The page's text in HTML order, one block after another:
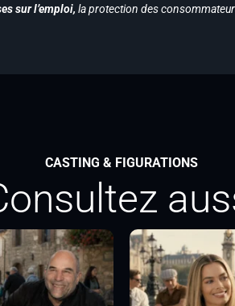
sur l’emploi, la protection des
CASTING & FIGURATIONS